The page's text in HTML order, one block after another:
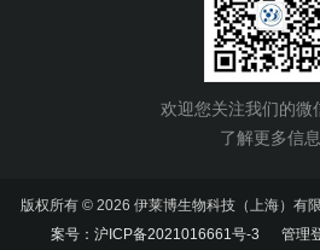
欢迎您关注我们的微
了解更多信息
版权所有 © 2026 伊莱博生物科技（上海）
案号：沪ICP备2021016661号-3
管理